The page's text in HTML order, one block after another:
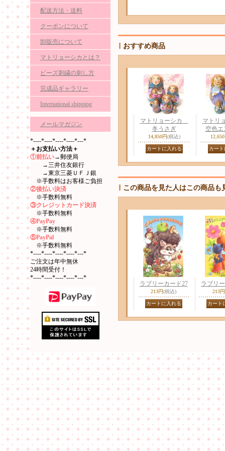
配送方法・送料
クーポンについて
卸販売について
マトリョーシカとは？
ビーズ刺繍の刺し方
完成品ギャラリー
International shipping
メールマガジン
*----*----*----*----*---*
＋お支払い方法＋
①前払い→郵便局
→三井住友銀行
→東京三菱ＵＦＪ銀
※手数料はお客様ご負担
②後払い決済
※手数料無料
③クレジットカード決済
※手数料無料
④PayPay
※手数料無料
⑤PayPal
※手数料無料
*----*----*----*----*---*
ご注文は年中無休
24時間受付！
*----*----*----*----*---*
おすすめ商品
マトリョーシカ
冬うさぎ
14,850円(税込)
マトリ
空色
この商品を見た人はこの商品も
ラブリーカード27
213円(税込)
ラブリ
213円